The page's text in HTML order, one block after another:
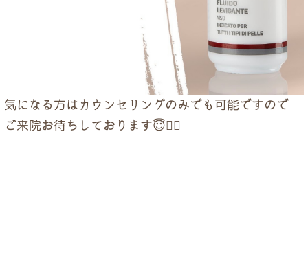
気になる方はカウンセリングのみでも可能ですので
ご来院お待ちしております😇❤️‍🔥